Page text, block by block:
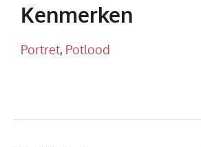
Kenmerken
Portret, Potlood